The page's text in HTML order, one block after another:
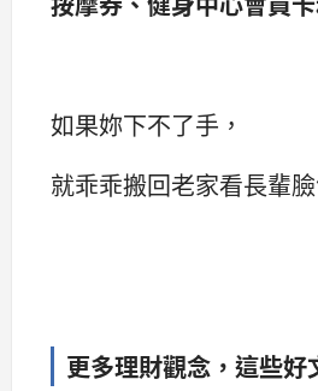
如果妳下不了手，
就乖乖搬回老家看長輩
更多理財觀念，這些好